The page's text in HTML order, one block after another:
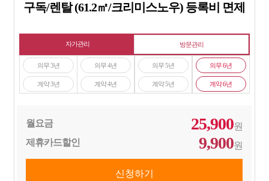
구독/렌탈 (61.2㎡/크리미스노우) 등록비 면제
자가관리 방문관리
의무 3년
계약 3년
의무 4년
계약 4년
의무 5년
계약 5년
의무 6년
계약 6년
월요금 25,900원
제휴카드할인
9,900원